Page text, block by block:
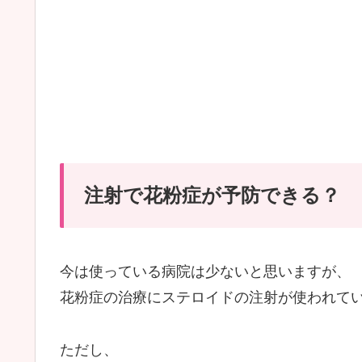
注射で花粉症が予防できる？
今は使っている病院は少ないと思いますが、
花粉症の治療にステロイドの注射が使われて
ただし、